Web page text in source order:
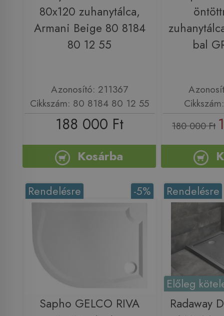
80x120 zuhanytálca,
Armani Beige 80 8184
80 12 55
Azonosító: 211367
Cikkszám: 80 8184 80 12 55
188 000 Ft
Kosárba
bal
180 000 Ft
-5%
Rendelésre
Sapho GELCO RIVA
Rendelésre
Előleg
Radaway